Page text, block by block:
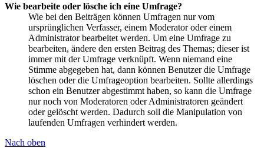
Wie bearbeite oder lösche ich eine Umfrage?
Wie bei den Beiträgen können Umfragen nur vom
ursprünglichen Verfasser, einem Moderator oder einem
Administrator bearbeitet werden. Um eine Umfrage zu
bearbeiten, ändere den ersten Beitrag des Themas; dieser ist
immer mit der Umfrage verknüpft. Wenn niemand eine
Stimme abgegeben hat, dann können Benutzer die Umfrage
löschen oder die Umfrageoption bearbeiten. Sollte allerdings
schon ein Benutzer abgestimmt haben, so kann die Umfrage
nur noch von Moderatoren oder Administratoren geändert
oder gelöscht werden. Dadurch soll die Manipulation von
laufenden Umfragen verhindert werden.
Nach oben